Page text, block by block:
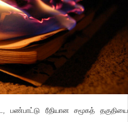
பண்பாட்டு ரீதியான சமூகத் தகுதியை